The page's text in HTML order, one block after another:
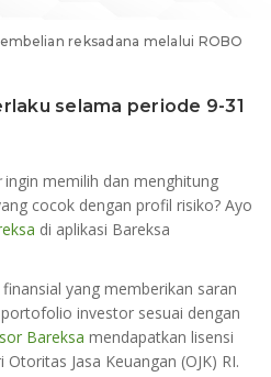
reksadana melalui ROBO
selama periode 9-31
ingin memilih dan menghitung
cocok dengan profil risiko? Ayo
di aplikasi Bareksa
yang memberikan saran
investor sesuai dengan
Bareksa mendapatkan lisensi
Jasa Keuangan (OJK) RI.